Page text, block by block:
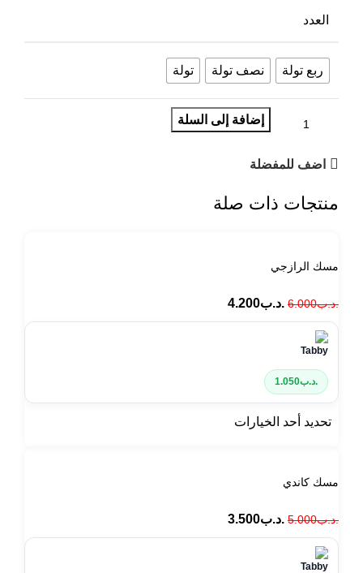
العدد
ربع تولة نصف تولة تولة
إضافة إلى السلة
اضف للمفضلة
منتجات ذات صلة
مسك الرازجي
.د.ب6.000 .د.ب4.200
.د.ب1.050
تحديد أحد الخيارات
مسك كاندي
.د.ب5.000 .د.ب3.500